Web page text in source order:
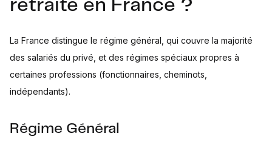
retraite en France ?
La France distingue le régime général, qui couvre la majorité
des salariés du privé, et des régimes spéciaux propres à
certaines professions (fonctionnaires, cheminots,
indépendants).
Régime Général